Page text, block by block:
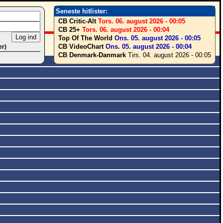
Seneste hitlister:
CB Critic-Alt Tors. 06. august 2026 - 00:05
CB 25+ Tors. 06. august 2026 - 00:04
Top Of The World Ons. 05. august 2026 - 00:05
CB VideoChart Ons. 05. august 2026 - 00:04
CB Denmark-Danmark Tirs. 04. august 2026 - 00:05